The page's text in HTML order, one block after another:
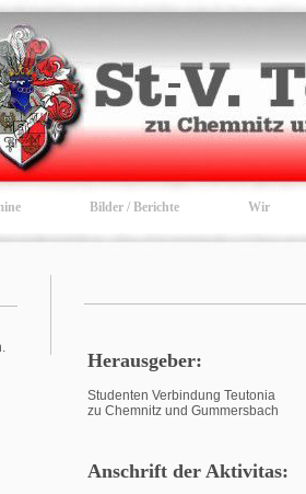
Bilder / Berichte Wir
Herausgeber:
Studenten Verbindung Teutonia
zu Chemnitz und Gummersbach
Anschrift der Aktivitas: